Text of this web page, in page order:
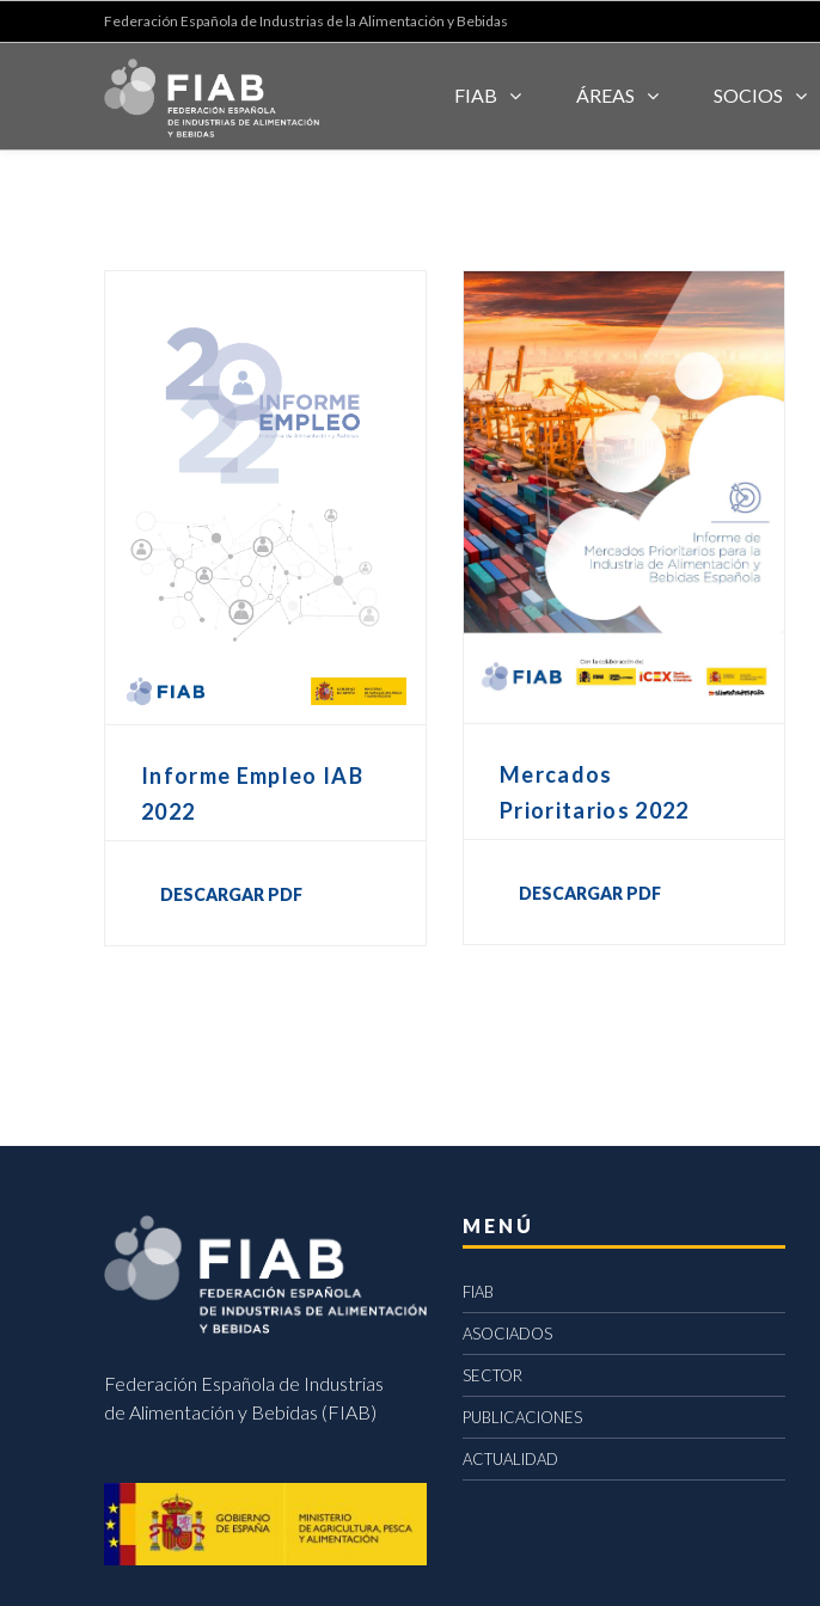
Federación Española de Industrias de la Alimentación y Bebidas
FIAB ÁREAS SOCIOS
Informe Empleo IAB
2022
DESCARGAR PDF
Mercados
Prioritarios 2022
DESCARGAR PDF
Federación Española de Industrias
de Alimentación y Bebidas (FIAB)
MENÚ
FIAB
ASOCIADOS
SECTOR
PUBLICACIONES
ACTUALIDAD